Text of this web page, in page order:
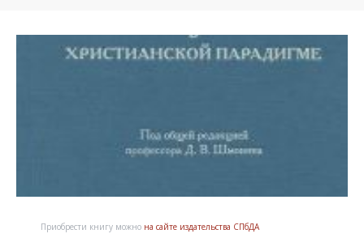
Приобрести книгу можно на сайте издательства СПбДА